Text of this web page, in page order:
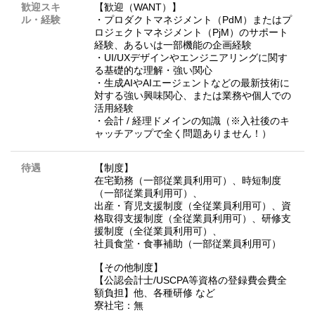
歓迎スキ
ル・経験
【歓迎（WANT）】
・プロダクトマネジメント（PdM）またはプ
ロジェクトマネジメント（PjM）のサポート
経験、あるいは一部機能の企画経験
・UI/UXデザインやエンジニアリングに関す
る基礎的な理解・強い関心
・生成AIやAIエージェントなどの最新技術に
対する強い興味関心、または業務や個人での
活用経験
・会計 / 経理ドメインの知識（※入社後のキ
ャッチアップで全く問題ありません！）
待遇
【制度】
在宅勤務（一部従業員利用可）、時短制度
（一部従業員利用可）、
出産・育児支援制度（全従業員利用可）、資
格取得支援制度（全従業員利用可）、研修支
援制度（全従業員利用可）、
社員食堂・食事補助（一部従業員利用可）
【その他制度】
【公認会計士/USCPA等資格の登録費会費全
額負担】他、各種研修 など
寮社宅：無